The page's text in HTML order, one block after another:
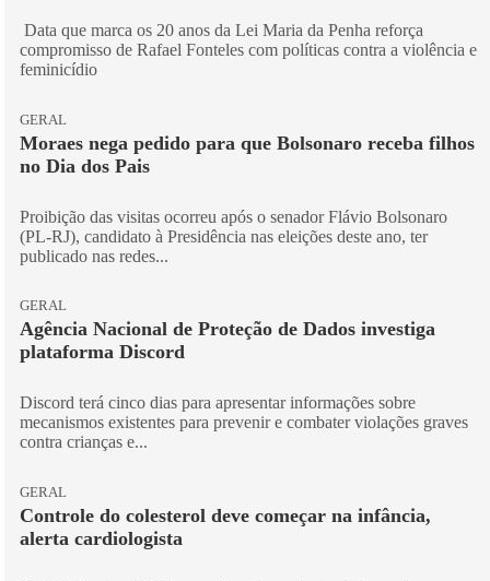
Data que marca os 20 anos da Lei Maria da Penha reforça
compromisso de Rafael Fonteles com políticas contra a violência e
feminicídio
GERAL
Moraes nega pedido para que Bolsonaro receba filhos
no Dia dos Pais
Proibição das visitas ocorreu após o senador Flávio Bolsonaro
(PL-RJ), candidato à Presidência nas eleições deste ano, ter
publicado nas redes...
GERAL
Agência Nacional de Proteção de Dados investiga
plataforma Discord
Discord terá cinco dias para apresentar informações sobre
mecanismos existentes para prevenir e combater violações graves
contra crianças e...
GERAL
Controle do colesterol deve começar na infância,
alerta cardiologista